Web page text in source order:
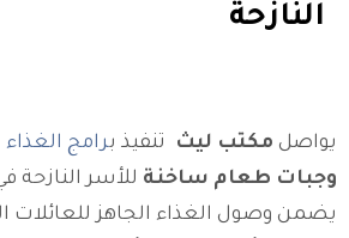
النازحة
يواصل مكتب ليث تنفيذ برامج الغذاء
وجبات طعام ساخنة للأسر النازحة
يضمن وصول الغذاء الجاهز للعائلات